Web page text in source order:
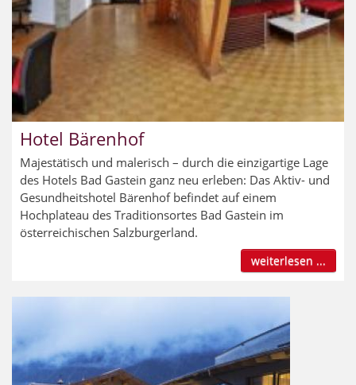
Hotel Bärenhof
Majestätisch und malerisch – durch die einzigartige Lage
des Hotels Bad Gastein ganz neu erleben: Das Aktiv- und
Gesundheitshotel Bärenhof befindet auf einem
Hochplateau des Traditionsortes Bad Gastein im
österreichischen Salzburgerland.
weiterlesen ...